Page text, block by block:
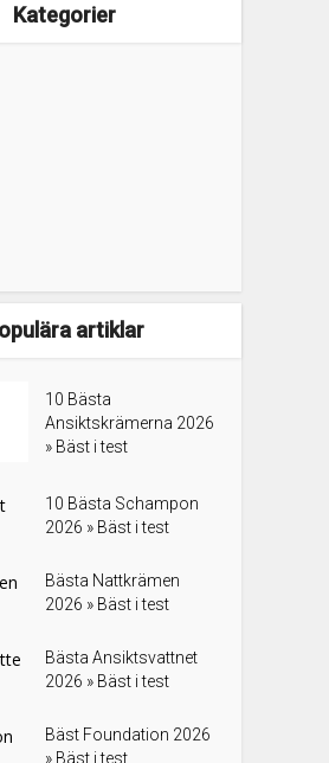
Kategorier
artiklar
10 Bästa
Ansiktskrämerna 2026
» Bäst i test
10 Bästa Schampon
2026 » Bäst i test
Bästa Nattkrämen
2026 » Bäst i test
Bästa Ansiktsvattnet
2026 » Bäst i test
Bäst Foundation 2026
» Bäst i test